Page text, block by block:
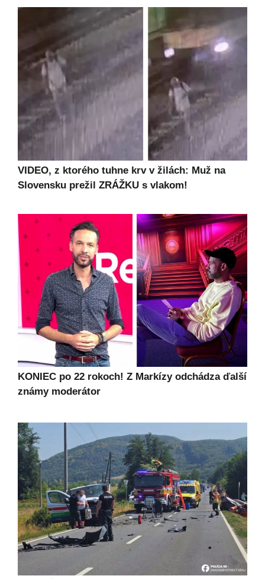
VIDEO, z ktorého tuhne krv v žilách: Muž na
Slovensku prežil ZRÁŽKU s vlakom!
KONIEC po 22 rokoch! Z Markízy odchádza ďalší
známy moderátor